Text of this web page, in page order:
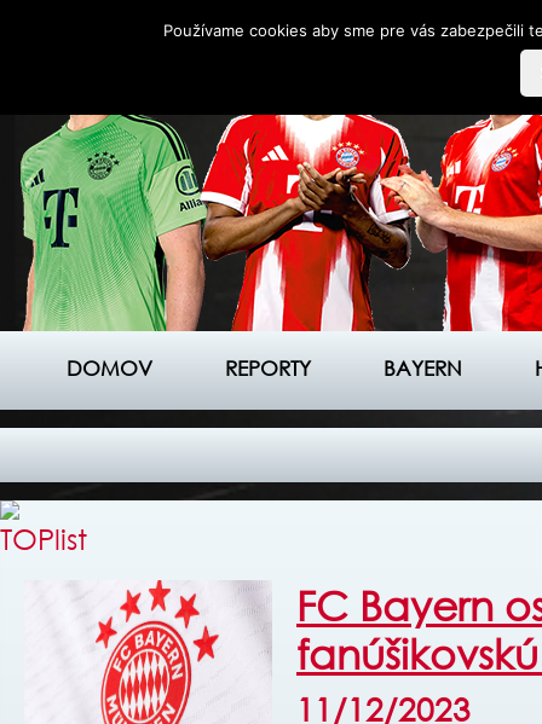
DOMOV REPORTY BAYERN
FC Bayern
11/12/2023
Používame cookies aby sme pre vás zabezpečili